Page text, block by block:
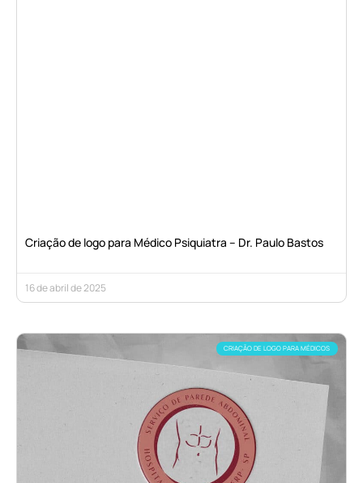
Criação de logo para Médico Psiquiatra – Dr. Paulo Bastos
16 de abril de 2025
CRIAÇÃO DE LOGO PARA MÉDICOS